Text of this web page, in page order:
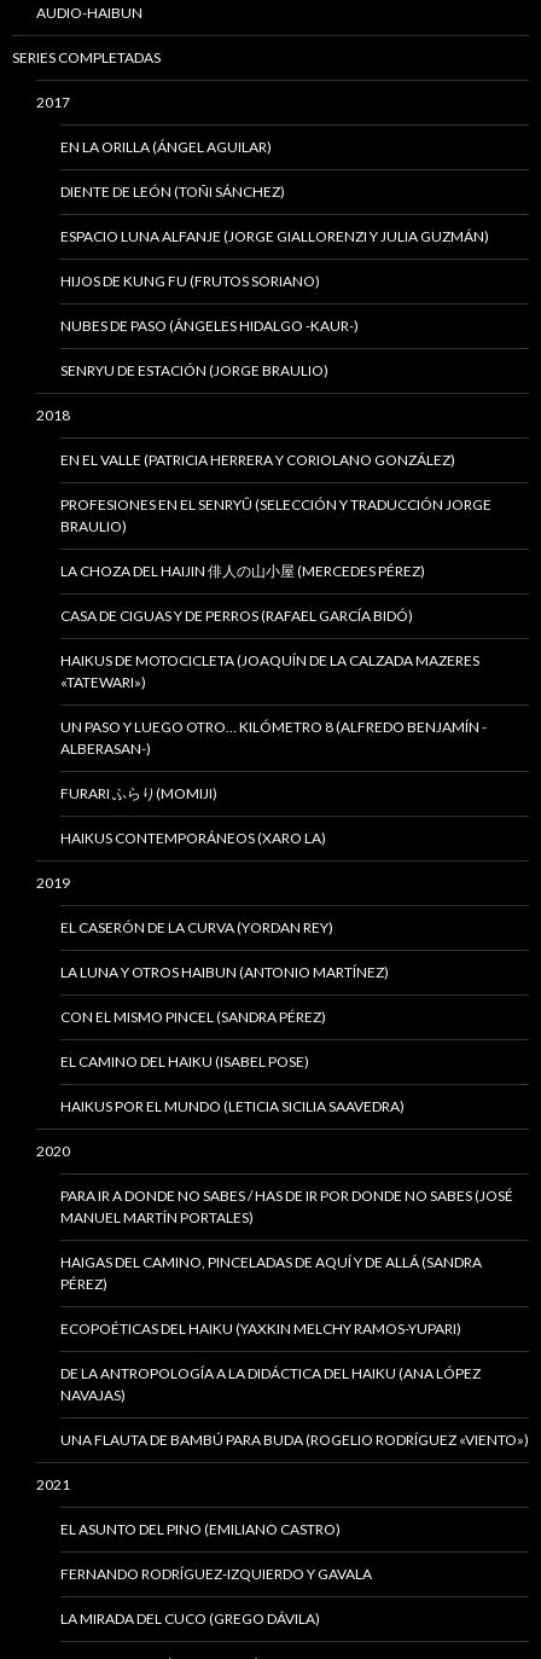
AUDIO-HAIBUN
SERIES COMPLETADAS
2017
EN LA ORILLA (ÁNGEL AGUILAR)
DIENTE DE LEÓN (TOÑI SÁNCHEZ)
ESPACIO LUNA ALFANJE (JORGE GIALLORENZI Y JULIA GUZMÁN)
HIJOS DE KUNG FU (FRUTOS SORIANO)
NUBES DE PASO (ÁNGELES HIDALGO -KAUR-)
SENRYU DE ESTACIÓN (JORGE BRAULIO)
2018
EN EL VALLE (PATRICIA HERRERA Y CORIOLANO GONZÁLEZ)
PROFESIONES EN EL SENRYÛ (SELECCIÓN Y TRADUCCIÓN JORGE
BRAULIO)
LA CHOZA DEL HAIJIN 俳人の山小屋 (MERCEDES PÉREZ)
CASA DE CIGUAS Y DE PERROS (RAFAEL GARCÍA BIDÓ)
HAIKUS DE MOTOCICLETA (JOAQUÍN DE LA CALZADA MAZERES
«TATEWARI»)
UN PASO Y LUEGO OTRO… KILÓMETRO 8 (ALFREDO BENJAMÍN -
ALBERASAN-)
FURARI ふらり(MOMIJI)
HAIKUS CONTEMPORÁNEOS (XARO LA)
2019
EL CASERÓN DE LA CURVA (YORDAN REY)
LA LUNA Y OTROS HAIBUN (ANTONIO MARTÍNEZ)
CON EL MISMO PINCEL (SANDRA PÉREZ)
EL CAMINO DEL HAIKU (ISABEL POSE)
HAIKUS POR EL MUNDO (LETICIA SICILIA SAAVEDRA)
2020
PARA IR A DONDE NO SABES / HAS DE IR POR DONDE NO SABES (JOSÉ
MANUEL MARTÍN PORTALES)
HAIGAS DEL CAMINO, PINCELADAS DE AQUÍ Y DE ALLÁ (SANDRA
PÉREZ)
ECOPOÉTICAS DEL HAIKU (YAXKIN MELCHY RAMOS-YUPARI)
DE LA ANTROPOLOGÍA A LA DIDÁCTICA DEL HAIKU (ANA LÓPEZ
NAVAJAS)
UNA FLAUTA DE BAMBÚ PARA BUDA (ROGELIO RODRÍGUEZ «VIENTO»)
2021
EL ASUNTO DEL PINO (EMILIANO CASTRO)
FERNANDO RODRÍGUEZ-IZQUIERDO Y GAVALA
LA MIRADA DEL CUCO (GREGO DÁVILA)